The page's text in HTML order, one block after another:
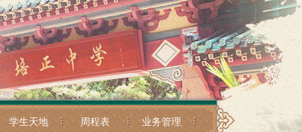
学生天地 周程表 业务管理